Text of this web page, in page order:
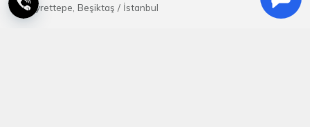
Gayrettepe, Beşiktaş / İstanbul